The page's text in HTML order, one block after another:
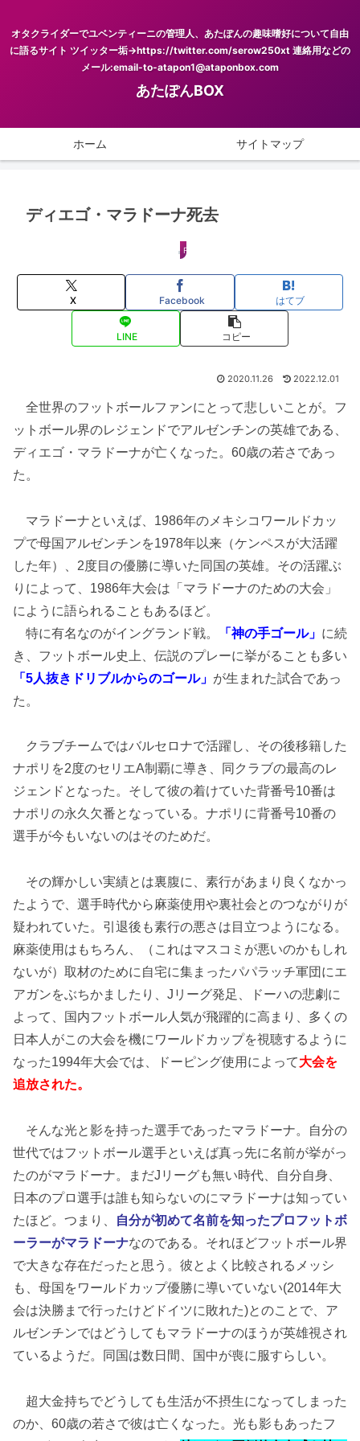
オタクライダーでユベンティーニの管理人、あたぽんの趣味嗜好について自由
に語るサイト ツイッター垢→https://twitter.com/serow250xt 連絡用などの
メール:email-to-atapon1@ataponbox.com
あたぽんBOX
ホーム サイトマップ
ディエゴ・マラドーナ死去
FOOTBALL
X Facebook はてブ
LINE コピー
2020.11.26 2022.12.01
全世界のフットボールファンにとって悲しいことが。フ
ットボール界のレジェンドでアルゼンチンの英雄である、
ディエゴ・マラドーナが亡くなった。60歳の若さであっ
た。
マラドーナといえば、1986年のメキシコワールドカッ
プで母国アルゼンチンを1978年以来（ケンペスが大活躍
した年）、2度目の優勝に導いた同国の英雄。その活躍ぶ
りによって、1986年大会は「マラドーナのための大会」
にように語られることもあるほど。
特に有名なのがイングランド戦。
「神の手ゴール」 に続
き、フットボール史上、伝説のプレーに挙がることも多い
「5人抜きドリブルからのゴール」 が生まれた試合であっ
た。
クラブチームではバルセロナで活躍し、その後移籍した
ナポリを2度のセリエA制覇に導き、同クラブの最高のレ
ジェンドとなった。そして彼の着けていた背番号10番は
ナポリの永久欠番となっている。ナポリに背番号10番の
選手が今もいないのはそのためだ。
その輝かしい実績とは裏腹に、素行があまり良くなかっ
たようで、選手時代から麻薬使用や裏社会とのつながりが
疑われていた。引退後も素行の悪さは目立つようになる。
麻薬使用はもちろん、（これはマスコミが悪いのかもしれ
ないが）取材のために自宅に集まったパパラッチ軍団にエ
アガンをぶちかましたり、Jリーグ発足、ドーハの悲劇に
よって、国内フットボール人気が飛躍的に高まり、多くの
日本人がこの大会を機にワールドカップを視聴するように
なった1994年大会では、ドーピング使用によって大会を
追放された。
そんな光と影を持った選手であったマラドーナ。自分の
世代ではフットボール選手といえば真っ先に名前が挙がっ
たのがマラドーナ。まだJリーグも無い時代、自分自身、
日本のプロ選手は誰も知らないのにマラドーナは知ってい
たほど。つまり、
自分が初めて名前を知ったプロフットボ
ーラーがマラドーナなのである。それほどフットボール界
で大きな存在だったと思う。彼とよく比較されるメッシ
も、母国をワールドカップ優勝に導いていない(2014年大
会は決勝まで行ったけどドイツに敗れた)とのことで、ア
ルゼンチンではどうしてもマラドーナのほうが英雄視され
ているようだ。同国は数日間、国中が喪に服すらしい。
超大金持ちでどうしても生活が不摂生になってしまった
のか、60歳の若さで彼は亡くなった。光も影もあったフ